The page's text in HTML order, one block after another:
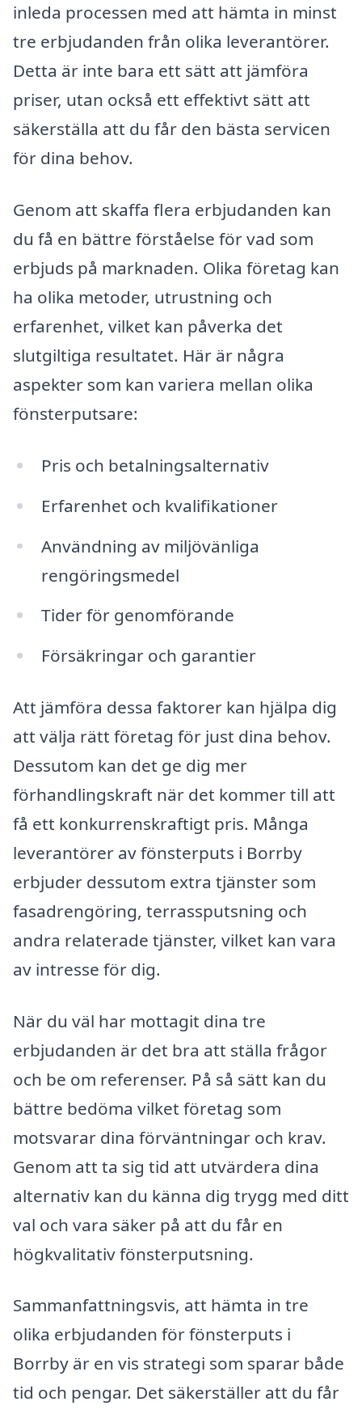
inleda processen med att hämta in minst
tre erbjudanden från olika leverantörer.
Detta är inte bara ett sätt att jämföra
priser, utan också ett effektivt sätt att
säkerställa att du får den bästa servicen
för dina behov.
Genom att skaffa flera erbjudanden kan
du få en bättre förståelse för vad som
erbjuds på marknaden. Olika företag kan
ha olika metoder, utrustning och
erfarenhet, vilket kan påverka det
slutgiltiga resultatet. Här är några
aspekter som kan variera mellan olika
fönsterputsare:
Pris och betalningsalternativ
Erfarenhet och kvalifikationer
Användning av miljövänliga
rengöringsmedel
Tider för genomförande
Försäkringar och garantier
Att jämföra dessa faktorer kan hjälpa dig
att välja rätt företag för just dina behov.
Dessutom kan det ge dig mer
förhandlingskraft när det kommer till att
få ett konkurrenskraftigt pris. Många
leverantörer av fönsterputs i Borrby
erbjuder dessutom extra tjänster som
fasadrengöring, terrassputsning och
andra relaterade tjänster, vilket kan vara
av intresse för dig.
När du väl har mottagit dina tre
erbjudanden är det bra att ställa frågor
och be om referenser. På så sätt kan du
bättre bedöma vilket företag som
motsvarar dina förväntningar och krav.
Genom att ta sig tid att utvärdera dina
alternativ kan du känna dig trygg med ditt
val och vara säker på att du får en
högkvalitativ fönsterputsning.
Sammanfattningsvis, att hämta in tre
olika erbjudanden för fönsterputs i
Borrby är en vis strategi som sparar både
tid och pengar. Det säkerställer att du får